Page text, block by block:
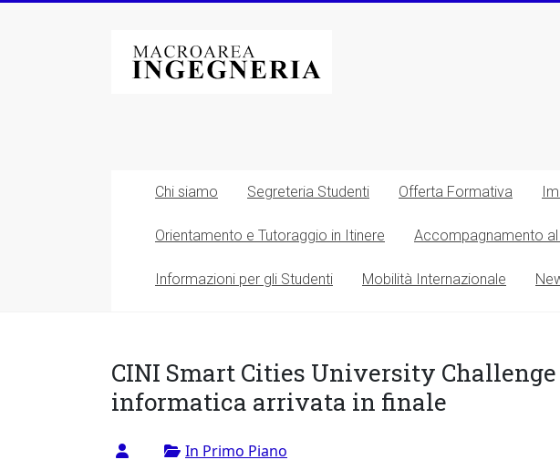
Macroarea
di
Università
degli
Studi
Tor
Vergata
Chi siamo Segreteria Studenti Offerta Formativa
Orientamento e Tutoraggio in Itinere Accompagnamento
Informazioni per gli Studenti Mobilità Internazionale
CINI Smart Cities University Challenge
informatica arrivata in finale
In Primo Piano